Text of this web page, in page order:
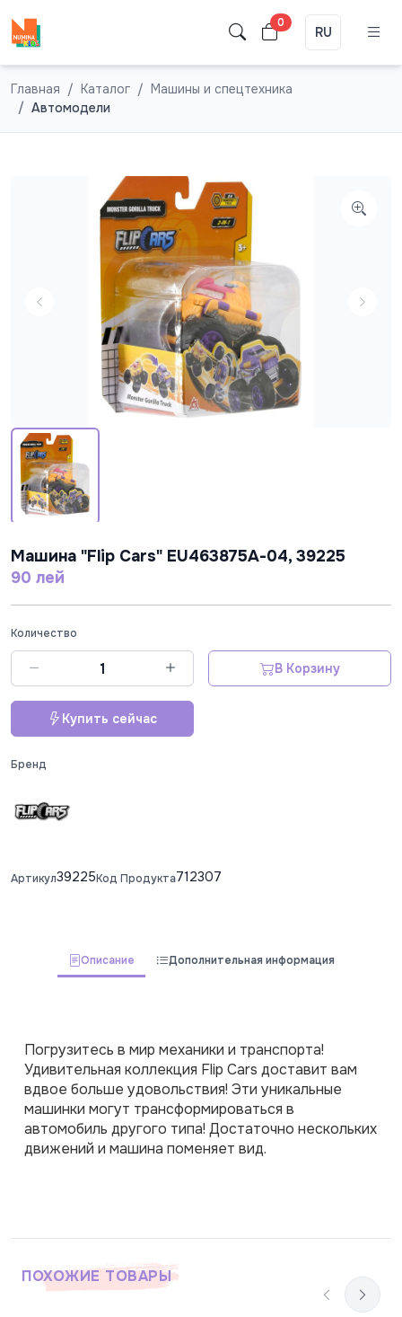
0
RU
Главная Каталог
Машины и спецтехника
Автомодели
Машина "Flip Cars" EU463875A-04, 39225
90 лей
Количество
В Корзину
Купить сейчас
Бренд
Артикул39225Код Продукта712307
Описание Дополнительная информация
Погрузитесь в мир механики и транспорта!
Удивительная коллекция Flip Cars доставит вам
вдвое больше удовольствия! Эти уникальные
машинки могут трансформироваться в
автомобиль другого типа! Достаточно нескольких
движений и машина поменяет вид.
ПОХОЖИЕ ТОВАРЫ